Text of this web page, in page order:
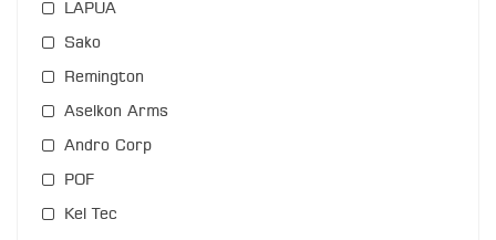
LAPUA
Sako
Remington
Aselkon Arms
Andro Corp
POF
Kel Tec